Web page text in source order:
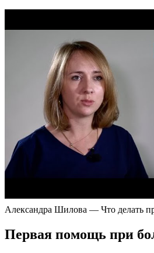
Александра Шилова — Что делать
Первая помощь при